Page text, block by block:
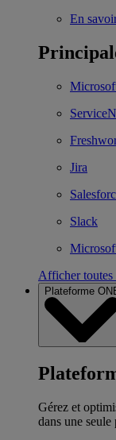
En
Jira
Slack
Afficher toutes
Plateforme
Gérez et
dans une seule